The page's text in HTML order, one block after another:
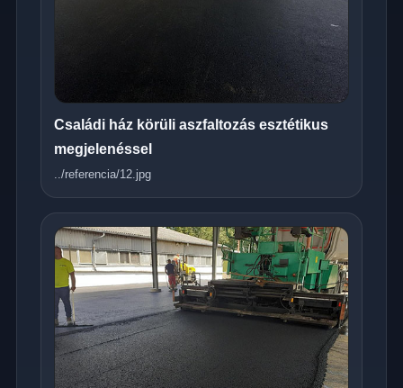
Családi ház körüli aszfaltozás esztétikus
megjelenéssel
../referencia/12.jpg